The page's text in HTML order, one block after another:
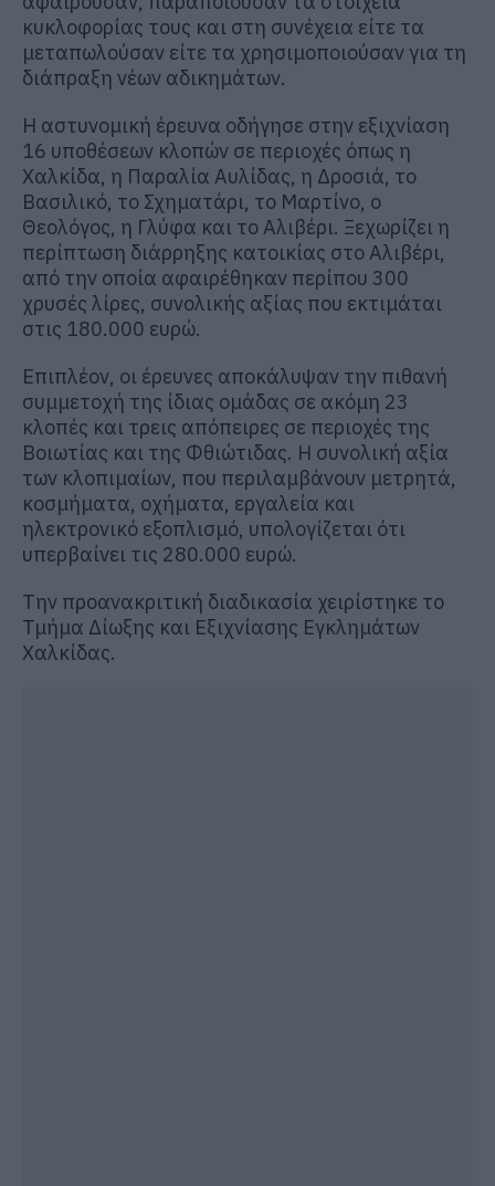
κυκλοφορίας τους και στη συνέχεια είτε τα
μεταπωλούσαν είτε τα χρησιμοποιούσαν για τη
διάπραξη νέων αδικημάτων.
Η αστυνομική έρευνα οδήγησε στην εξιχνίαση
16 υποθέσεων κλοπών σε περιοχές όπως η
Χαλκίδα, η Παραλία Αυλίδας, η Δροσιά, το
Βασιλικό, το Σχηματάρι, το Μαρτίνο, ο
Θεολόγος, η Γλύφα και το Αλιβέρι. Ξεχωρίζει η
περίπτωση διάρρηξης κατοικίας στο Αλιβέρι,
από την οποία αφαιρέθηκαν περίπου 300
χρυσές λίρες, συνολικής αξίας που εκτιμάται
στις 180.000 ευρώ.
Επιπλέον, οι έρευνες αποκάλυψαν την πιθανή
συμμετοχή της ίδιας ομάδας σε ακόμη 23
κλοπές και τρεις απόπειρες σε περιοχές της
Βοιωτίας και της Φθιώτιδας. Η συνολική αξία
των κλοπιμαίων, που περιλαμβάνουν μετρητά,
κοσμήματα, οχήματα, εργαλεία και
ηλεκτρονικό εξοπλισμό, υπολογίζεται ότι
υπερβαίνει τις 280.000 ευρώ.
Την προανακριτική διαδικασία χειρίστηκε το
Τμήμα Δίωξης και Εξιχνίασης Εγκλημάτων
Χαλκίδας.